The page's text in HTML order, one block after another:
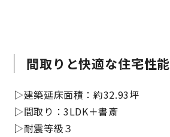
間取りと快適な住宅性能
▷建築延床面積：約32.93坪
▷間取り：3LDK＋書斎
▷耐震等級３